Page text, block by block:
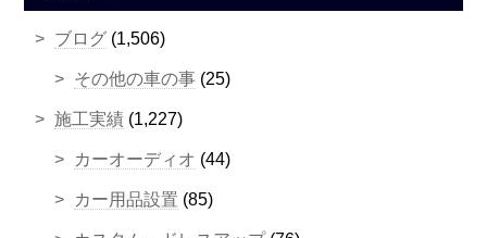
ブログ (1,506)
その他の車の事 (25)
施工実績 (1,227)
カーオーディオ (44)
カー用品設置 (85)